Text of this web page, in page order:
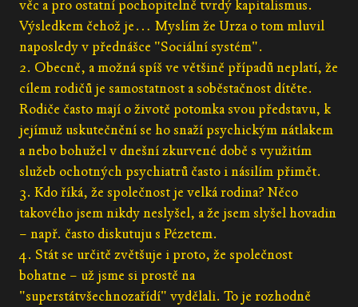
věc a pro ostatní pochopitelně tvrdý kapitalismus.
Výsledkem čehož je… Myslím že Urza o tom mluvil
naposledy v přednášce "Sociální systém".
2. Obecně, a možná spíš ve většině případů neplatí, že
cílem rodičů je samostatnost a soběstačnost dítěte.
Rodiče často mají o životě potomka svou představu, k
jejímuž uskutečnění se ho snaží psychickým nátlakem
a nebo bohužel v dnešní zkurvené době s využitím
služeb ochotných psychiatrů často i násilím přimět.
3. Kdo říká, že společnost je velká rodina? Něco
takového jsem nikdy neslyšel, a že jsem slyšel hovadin
– např. často diskutuju s Pézetem.
4. Stát se určitě zvětšuje i proto, že společnost
bohatne – už jsme si prostě na
"superstátvšechnozařídí" vydělali. To je rozhodně